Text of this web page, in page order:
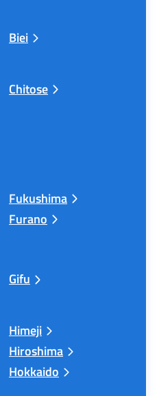
Biei
Chitose
Fukushima
Furano
Gifu
Himeji
Hiroshima
Hokkaido